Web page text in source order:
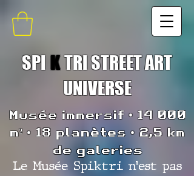
SPIKTRI STREET ART
UNIVERSE
Musée immersif • 14 000
m² • 18 planètes • 2,5 km
de galeries
Le Musée Spiktri n’est pas